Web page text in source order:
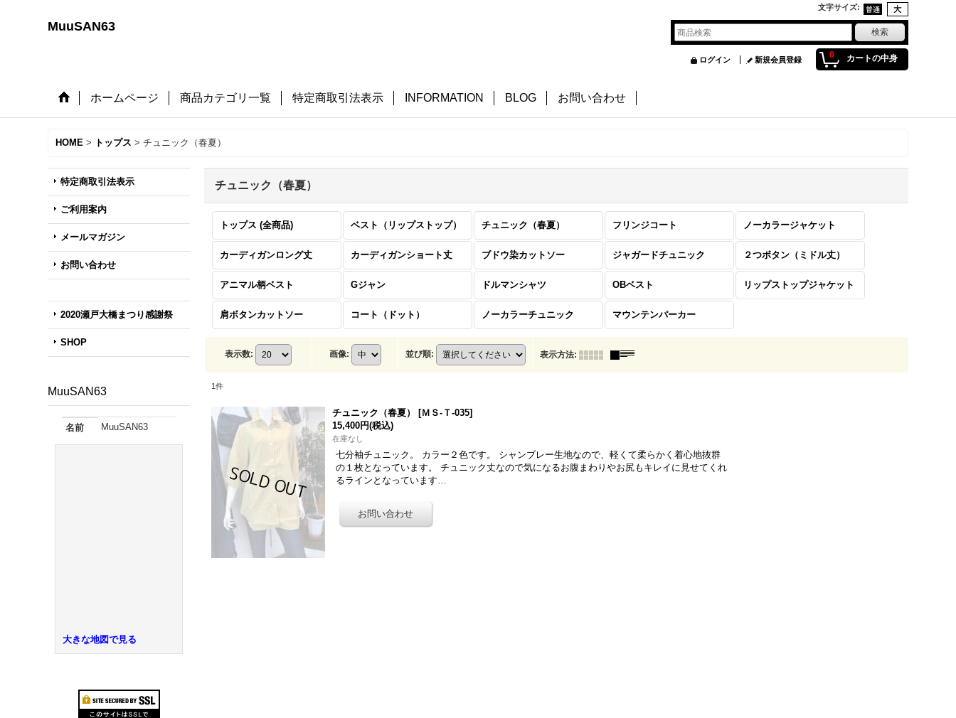
文字サイズ:
MuuSAN63
0 カートの中身
ログイン 新規会員登録
ホームページ 商品カテゴリ一覧 特定商取引法表示 INFORMATION BLOG お問い合わせ
HOME > トップス > チュニック（春夏）
特定商取引法表示
ご利用案内
メールマガジン
お問い合わせ
2020瀬戸大橋まつり感謝祭
SHOP
MuuSAN63
名前 MuuSAN63
大きな地図で見る
チュニック（春夏）
トップス (全商品) ベスト（リップストップ） チュニック（春夏） フリンジコート ノーカラージャケット
カーディガンロング丈 カーディガンショート丈 ブドウ染カットソー ジャガードチュニック ２つボタン（ミドル丈）
アニマル柄ベスト Gジャン ドルマンシャツ OBベスト リップストップジャケット
肩ボタンカットソー コート（ドット） ノーカラーチュニック マウンテンパーカー
表示数: 画像: 並び順: 表示方法:
1件
チュニック（春夏） [ＭＳ-Ｔ-035]
15,400円(税込)
在庫なし
七分袖チュニック。 カラー２色です。 シャンブレー生地なので、軽くて柔らかく着心地抜群
の１枚となっています。 チュニック丈なので気になるお腹まわりやお尻もキレイに見せてくれ
るラインとなっています…